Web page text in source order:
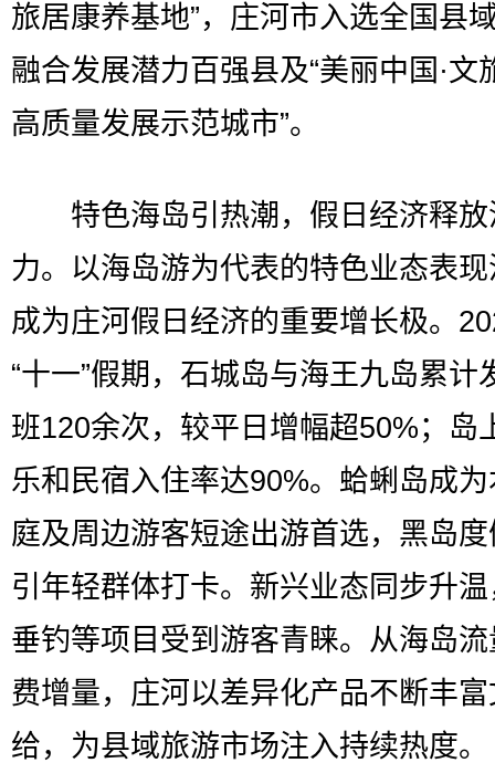
旅居康养基地”，庄河市入选全国县
融合发展潜力百强县及“美丽中国·文
高质量发展示范城市”。
特色海岛引热潮，假日经济释放
力。以海岛游为代表的特色业态表
成为庄河假日经济的重要增长极。
“十一”假期，石城岛与海王九岛累计
班120余次，较平日增幅超50%；岛
乐和民宿入住率达90%。蛤蜊岛成
庭及周边游客短途出游首选，黑岛
引年轻群体打卡。新兴业态同步升
垂钓等项目受到游客青睐。从海岛
费增量，庄河以差异化产品不断丰
给，为县域旅游市场注入持续热度。